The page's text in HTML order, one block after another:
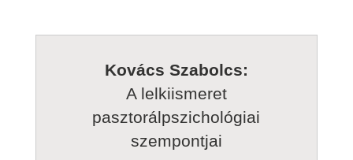
Kovács Szabolcs:
A lelkiismeret
pasztorálpszichológiai
szempontjai